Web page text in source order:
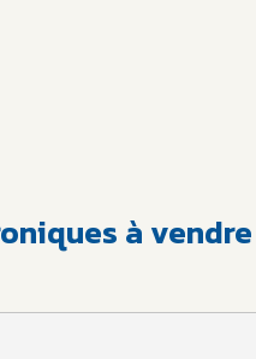
à